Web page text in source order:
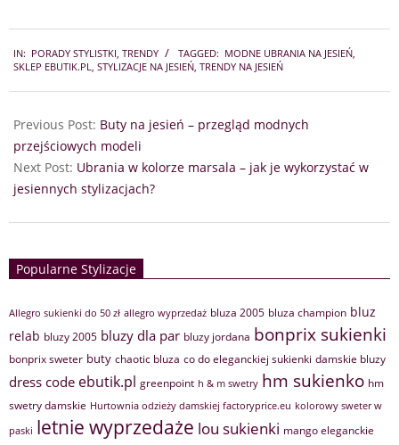
10-
IN: PORADY STYLISTKI, TRENDY TAGGED: MODNE UBRANIA NA JESIEŃ,
SKLEP EBUTIK.PL, STYLIZACJE NA JESIEŃ, TRENDY NA JESIEŃ
Previous Post: Buty na jesień – przegląd modnych
przejściowych modeli
Next Post: Ubrania w kolorze marsala – jak je wykorzystać w
jesiennych stylizacjach?
Popularne Stylizacje
Allegro sukienki do 50 zł allegro wyprzedaż bluza 2005 bluza champion bluz
relab bluzy 2005 bluzy dla par bluzy jordana bonprix sukienki
bonprix sweter buty chaotic bluza co do eleganckiej sukienki damskie bluzy
dress code ebutik.pl greenpoint h & m swetry hm sukienko hm
swetry damskie Hurtownia odzieży damskiej factoryprice.eu kolorowy sweter w
paski letnie wyprzedaże lou sukienki mango eleganckie